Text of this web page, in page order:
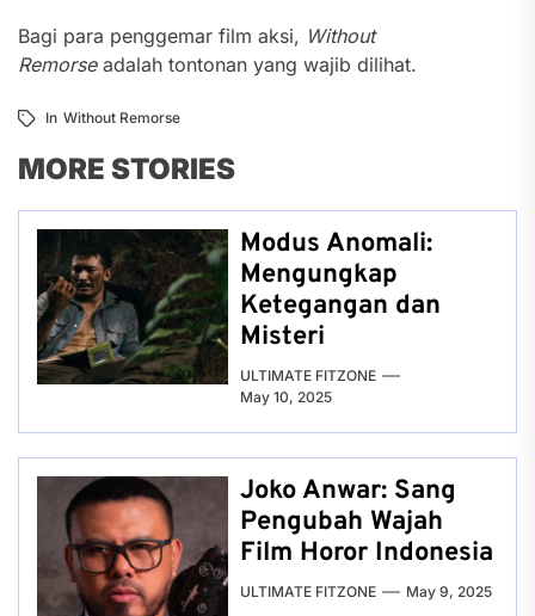
Bagi para penggemar film aksi, Without
Remorseadalah tontonan yang wajib dilihat.
In Without Remorse
MORE STORIES
Modus Anomali:
Mengungkap
Ketegangan dan
Misteri
ULTIMATE FITZONE
May 10, 2025
Joko Anwar: Sang
Pengubah Wajah
Film Horor Indonesia
ULTIMATE FITZONE May 9, 2025